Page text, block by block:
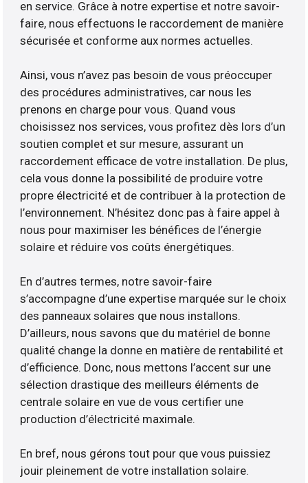
en service. Grâce à notre expertise et notre savoir-
faire, nous effectuons le raccordement de manière
sécurisée et conforme aux normes actuelles.
Ainsi, vous n’avez pas besoin de vous préoccuper
des procédures administratives, car nous les
prenons en charge pour vous. Quand vous
choisissez nos services, vous profitez dès lors d’un
soutien complet et sur mesure, assurant un
raccordement efficace de votre installation. De plus,
cela vous donne la possibilité de produire votre
propre électricité et de contribuer à la protection de
l’environnement. N’hésitez donc pas à faire appel à
nous pour maximiser les bénéfices de l’énergie
solaire et réduire vos coûts énergétiques.
En d’autres termes, notre savoir-faire
s’accompagne d’une expertise marquée sur le choix
des panneaux solaires que nous installons.
D’ailleurs, nous savons que du matériel de bonne
qualité change la donne en matière de rentabilité et
d’efficience. Donc, nous mettons l’accent sur une
sélection drastique des meilleurs éléments de
centrale solaire en vue de vous certifier une
production d’électricité maximale.
En bref, nous gérons tout pour que vous puissiez
jouir pleinement de votre installation solaire.